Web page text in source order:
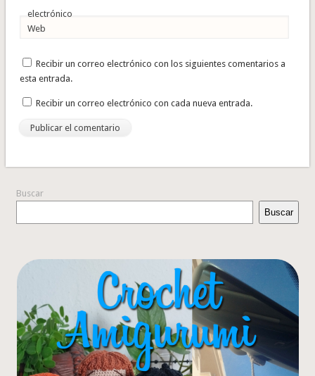
electrónico
Web
Recibir un correo electrónico con los siguientes comentarios a
esta entrada.
Recibir un correo electrónico con cada nueva entrada.
Buscar
Buscar